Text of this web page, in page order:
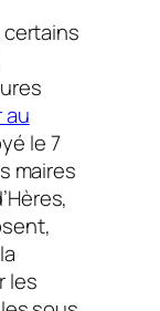
certains
au
le 7
maires
les